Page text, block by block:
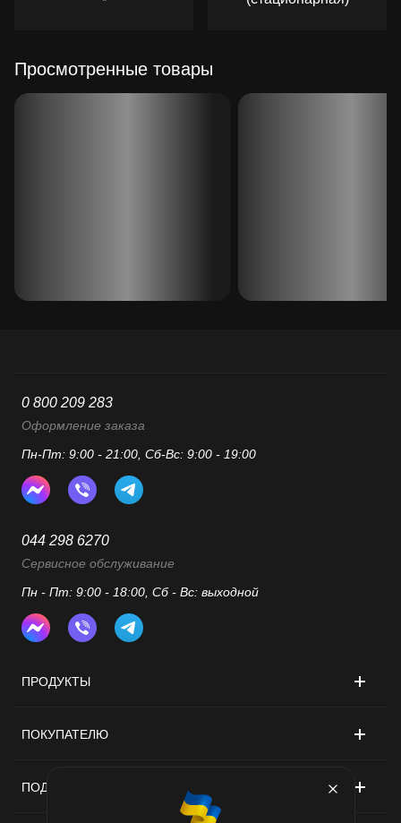
Просмотренные товары
ПРОДУКТЫ
ПОКУПАТЕЛЮ
ПОДДЕРЖКА
0 800 209 283
Оформление заказа
Пн-Пт: 9:00 - 21:00, Сб-Вс: 9:00 - 19:00
044 298 6270
Сервисное обслуживание
Пн - Пт: 9:00 - 18:00, Сб - Вс: выходной